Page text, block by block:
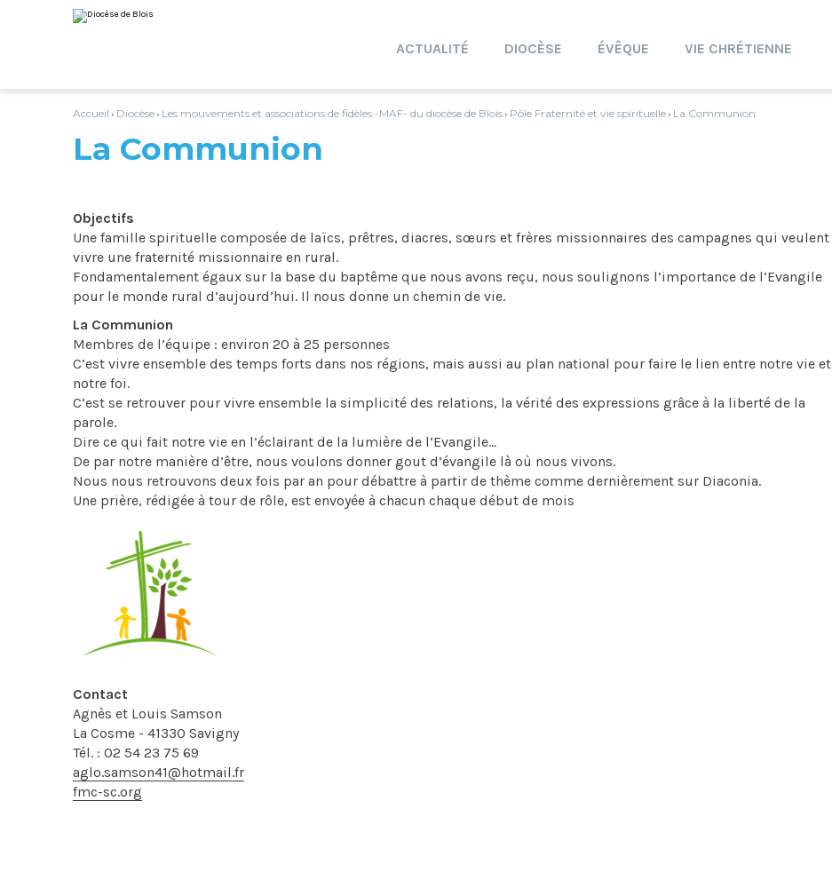
au
contenu.
personnels
ACTUALITÉ DIOCÈSE ÉVÊQUE VIE CHRÉTIENNE
Accueil › Diocèse› Les mouvements et associations de fidèles -MAF- du diocèse de Blois› Pôle Fraternité et vie spirituelle› La Communion
La Communion
Objectifs
Une famille spirituelle composée de laïcs, prêtres, diacres, sœurs et frères missionnaires des campagnes qui veulent
vivre une fraternité missionnaire en rural.
Fondamentalement égaux sur la base du baptême que nous avons reçu, nous soulignons l’importance de l’Evangile
pour le monde rural d’aujourd’hui. Il nous donne un chemin de vie.
La Communion
Membres de l’équipe : environ 20 à 25 personnes
C’est vivre ensemble des temps forts dans nos régions, mais aussi au plan national pour faire le lien entre notre vie et
notre foi.
C’est se retrouver pour vivre ensemble la simplicité des relations, la vérité des expressions grâce à la liberté de la
parole.
Dire ce qui fait notre vie en l’éclairant de la lumière de l’Evangile…
De par notre manière d’être, nous voulons donner gout d’évangile là où nous vivons.
Nous nous retrouvons deux fois par an pour débattre à partir de thème comme dernièrement sur Diaconia.
Une prière, rédigée à tour de rôle, est envoyée à chacun chaque début de mois
Contact
Agnès et Louis Samson
La Cosme - 41330 Savigny
Tél. : 02 54 23 75 69
aglo.samson41@hotmail.fr
fmc-sc.org